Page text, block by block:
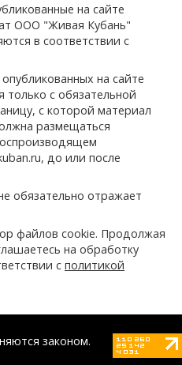
на сайте
ООО "Живая Кубань"
в соответствии с
на сайте
только с обязательной
с которой материал
размещаться
до или после
обязательно отражает
файлов cookie. Продолжая
на обработку
с политикой
законом.